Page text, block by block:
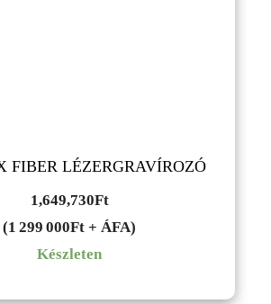
FIBER LÉZERGRAVÍROZÓ
1,649,730Ft
(1 299 000Ft + ÁFA)
Készleten